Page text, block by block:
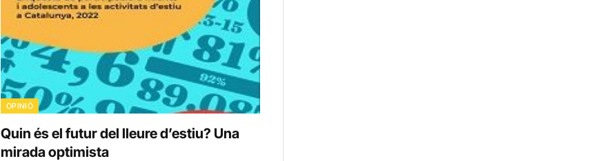
OPINIÓ
Quin és el futur del lleure d’estiu? Una
mirada optimista